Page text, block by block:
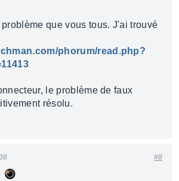
que vous tous. J'ai trouvé
phorum/read.php?
le problème de faux
résolu.
#8